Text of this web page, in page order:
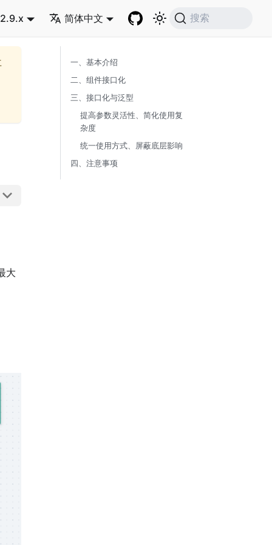
2.9.x 简体中文 搜索
大
一、基本介绍
二、组件接口化
三、接口化与泛型
提高参数灵活性、简化使用复
杂度
统一使用方式、屏蔽底层影响
四、注意事项